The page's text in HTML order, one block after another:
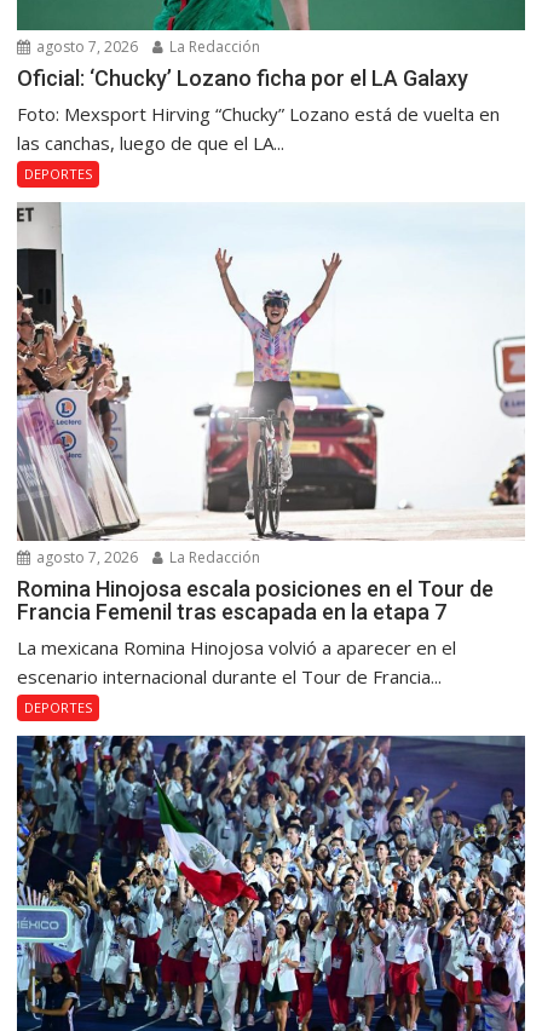
agosto 7, 2026 La Redacción
Oficial: ‘Chucky’ Lozano ficha por el LA Galaxy
Foto: Mexsport Hirving “Chucky” Lozano está de vuelta en
las canchas, luego de que el LA...
DEPORTES
agosto 7, 2026 La Redacción
Romina Hinojosa escala posiciones en el Tour de
Francia Femenil tras escapada en la etapa 7
La mexicana Romina Hinojosa volvió a aparecer en el
escenario internacional durante el Tour de Francia...
DEPORTES